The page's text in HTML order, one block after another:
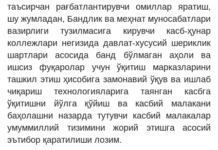
таъсирчан рағбатлантирувчи омиллар яратиш,
шу жумладан, Бандлик ва меҳнат муносабатлари
вазирлиги тузилмасига кирувчи касб-ҳунар
коллежлари негизида давлат-хусусий шериклик
шартлари асосида банд бўлмаган аҳоли ва
ишсиз фуқаролар учун ўқитиш марказларини
ташкил этиш ҳисобига замонавий ўқув ва ишлаб
чиқариш технологияларига таянган касбга
ўқитишни йўлга қўйиш ва касбий малакани
баҳолашни назарда тутувчи касбий малакалар
умуммиллий тизимини жорий этишга асосий
эътибор қаратилиши лозим.